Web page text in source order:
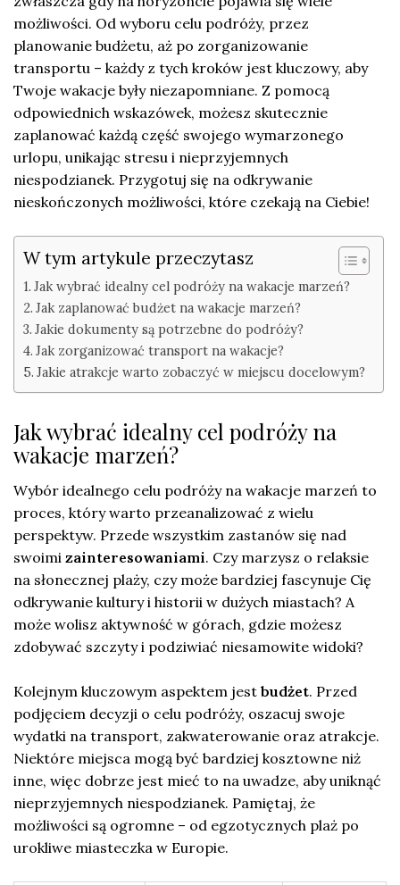
możliwości. Od wyboru celu podróży, przez
planowanie budżetu, aż po zorganizowanie
transportu – każdy z tych kroków jest kluczowy, aby
Twoje wakacje były niezapomniane. Z pomocą
odpowiednich wskazówek, możesz skutecznie
zaplanować każdą część swojego wymarzonego
urlopu, unikając stresu i nieprzyjemnych
niespodzianek. Przygotuj się na odkrywanie
nieskończonych możliwości, które czekają na Ciebie!
W tym artykule przeczytasz
Jak wybrać idealny cel podróży na wakacje marzeń?
Jak zaplanować budżet na wakacje marzeń?
Jakie dokumenty są potrzebne do podróży?
Jak zorganizować transport na wakacje?
Jakie atrakcje warto zobaczyć w miejscu docelowym?
Jak wybrać idealny cel podróży na
wakacje marzeń?
Wybór idealnego celu podróży na wakacje marzeń to
proces, który warto przeanalizować z wielu
perspektyw. Przede wszystkim zastanów się nad
swoimi zainteresowaniami. Czy marzysz o relaksie
na słonecznej plaży, czy może bardziej fascynuje Cię
odkrywanie kultury i historii w dużych miastach? A
może wolisz aktywność w górach, gdzie możesz
zdobywać szczyty i podziwiać niesamowite widoki?
Kolejnym kluczowym aspektem jest budżet. Przed
podjęciem decyzji o celu podróży, oszacuj swoje
wydatki na transport, zakwaterowanie oraz atrakcje.
Niektóre miejsca mogą być bardziej kosztowne niż
inne, więc dobrze jest mieć to na uwadze, aby uniknąć
nieprzyjemnych niespodzianek. Pamiętaj, że
możliwości są ogromne – od egzotycznych plaż po
urokliwe miasteczka w Europie.